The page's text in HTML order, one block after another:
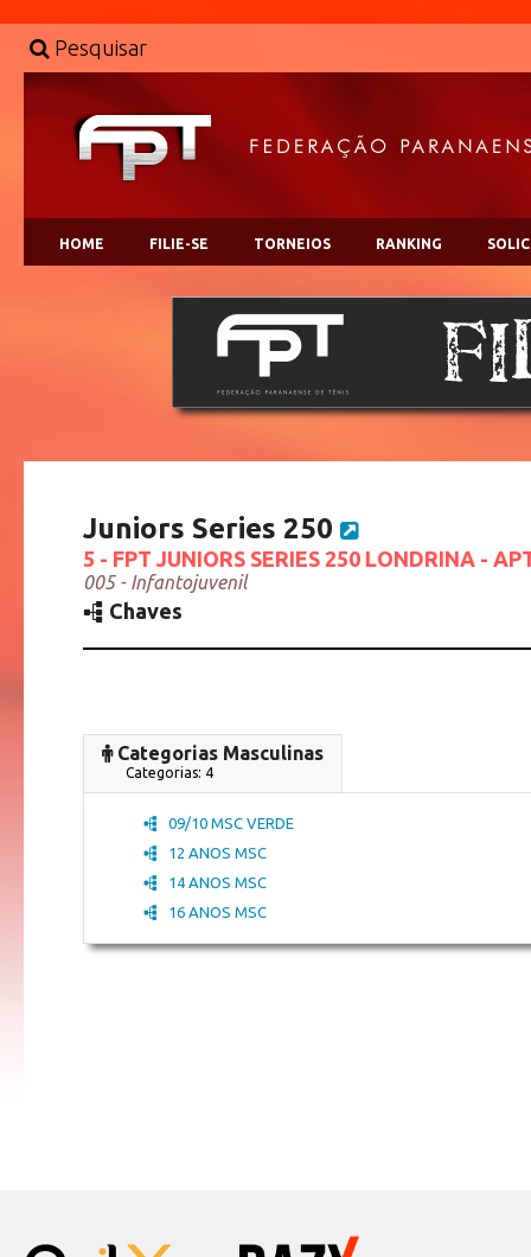
Pesquisar
HOME FILIE-SE TORNEIOS RANKING
Juniors Series 250
5 - FPT JUNIORS SERIES 250 LONDRINA -
005 - Infantojuvenil
Chaves
Categorias Masculinas
Categorias: 4
09/10 MSC VERDE
12 ANOS MSC
14 ANOS MSC
16 ANOS MSC